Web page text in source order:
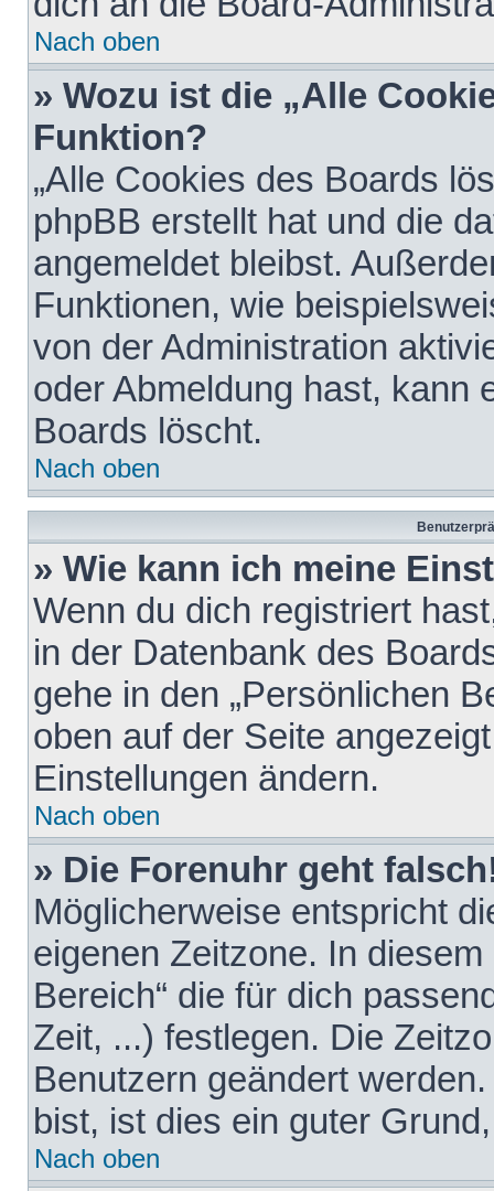
Nach oben
» Wozu ist die „Alle
Funktion?
„Alle Cookies des Boards
phpBB erstellt hat und die
angemeldet bleibst.
Funktionen, wie
von der Administration
oder Abmeldung hast, kann
Boards löscht.
Nach oben
» Wie kann ich meine
Wenn du dich registriert
in der Datenbank des
gehe in den „Persönlichen
oben auf der Seite
Einstellungen ändern.
Nach oben
» Die Forenuhr geht
Möglicherweise entspricht
eigenen Zeitzone. In
Bereich“ die für dich
Zeit, ...) festlegen. Die
Benutzern geändert
bist, ist dies ein guter
Nach oben